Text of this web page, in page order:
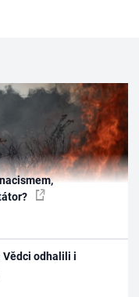
odhalili i